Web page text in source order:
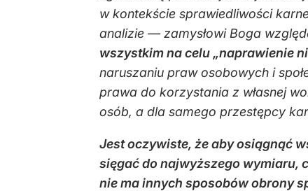
w kontekście sprawiedliwości
analizie — zamysłowi Boga
wszystkim na celu „naprawienie
naruszaniu praw osobowych i
prawa do korzystania z własnej
osób, a dla samego przestępcy
Jest oczywiste, że aby osiągnąć
sięgać do najwyższego wymiaru,
nie ma innych sposobów obrony